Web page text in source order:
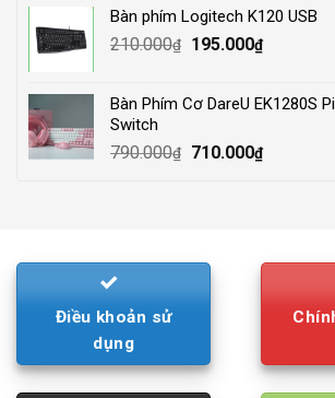
4.000.000₫.
Bàn phím Logitech K120 USB
210.000₫
Original
210.000₫.
195.000₫Current
Bàn Phím Cơ DareU EK1280S
Switch
790.000₫
Original
710.000₫Current
Điều khoản sử
dụng